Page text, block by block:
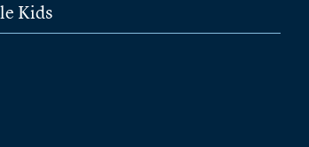
Kids